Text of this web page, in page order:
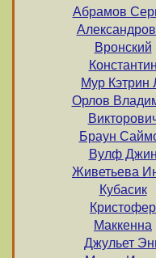
Абрамов
Вронский
Константин
Мур Кэтрин
Орлов
Браун
Вулф Джин
Живетьева
Кубасик
Кристофер
Маккенна
Джульет